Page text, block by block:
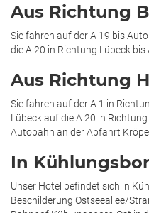
Aus Richtung
Sie fahren auf der A 19 bis
die A 20 in Richtung Lübeck bis
Aus Richtung
Sie fahren auf der A 1 in
Lübeck auf die A 20 in
Autobahn an der Abfahrt
In
Unser Hotel befindet sich in
Beschilderung Ostseeallee/